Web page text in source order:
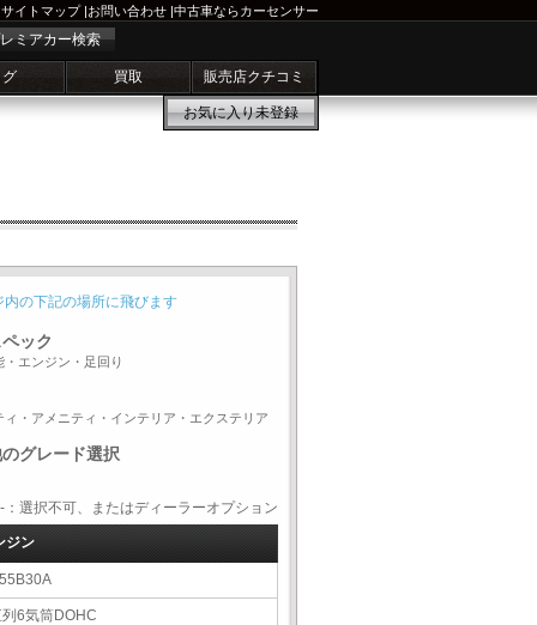
サイトマップ|お問い合わせ |中古車ならカーセンサー
ミアカー検索
買取 販売店クチコミ
お気に入り未登録
内の下記の場所に飛びます
ック
・エンジン・足回り
ィ・アメニティ・インテリア・エクステリア
グレード選択
択不可、またはディーラーオプション
ジン
6気筒DOHC